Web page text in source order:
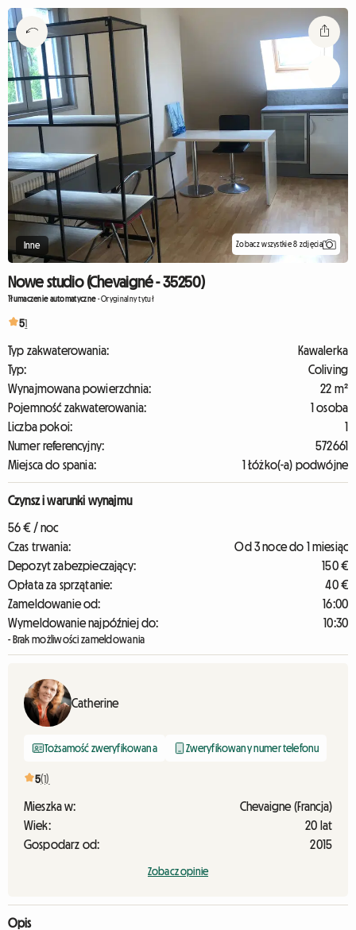
Inne Zobacz wszystkie 8 zdjęcia
Nowe studio (Chevaigné - 35250)
Tłumaczenie automatyczne-Oryginalny tytuł
51
Typ zakwaterowania:
Kawalerka
Typ:
Coliving
Wynajmowana powierzchnia:
22 m²
Pojemność zakwaterowania:
1 osoba
Liczba pokoi:
1
Numer referencyjny:
572661
Miejsca do spania:
1 Łóżko(-a) podwójne
Czynsz i warunki wynajmu
56 € / noc
Czas trwania:
Od 3 noce do 1 miesiąc
Depozyt zabezpieczający:
150 €
Opłata za sprzątanie:
40 €
Zameldowanie od:
16:00
Wymeldowanie najpóźniej do:
10:30
- Brak możliwości zameldowania
Catherine
Tożsamość zweryfikowana Zweryfikowany numer telefonu
5(1)
Mieszka w:
Chevaigne (Francja)
Wiek:
20 lat
Gospodarz od:
2015
Zobacz opinie
Opis